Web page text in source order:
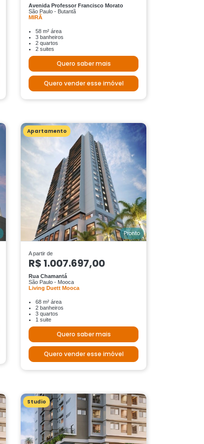
Avenida Professor Francisco Morato
São Paulo - Butantã
MIRÃ
58 m² área
3 banheiros
2 quartos
2 suites
Quero saber mais
Quero vender esse imóvel
Apartamento
Pronto
A partir de
R$ 1.007.697,00
Rua Chamantá
São Paulo - Mooca
Living Duett Mooca
68 m² área
2 banheiros
3 quartos
1 suite
Quero saber mais
Quero vender esse imóvel
Studio